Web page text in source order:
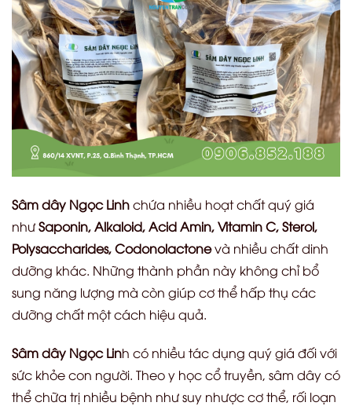
Sâm dây Ngọc Linhchứa nhiều hoạt chất quý giá
nhưSaponin, Alkaloid, Acid Amin, Vitamin C, Sterol,
Polysaccharides, Codonolactonevà nhiều chất dinh
dưỡng khác. Những thành phần này không chỉ bổ
sung năng lượng mà còn giúp cơ thể hấp thụ các
dưỡng chất một cách hiệu quả.
Sâm dây Ngọc Linh có nhiều tác dụng quý giá đối với
sức khỏe con người. Theo y học cổ truyền, sâm dây có
thể chữa trị nhiều bệnh như suy nhược cơ thể, rối loạn